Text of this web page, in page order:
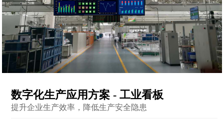
数字化生产应用方案 - 工业看板
提升企业生产效率，降低生产安全隐患